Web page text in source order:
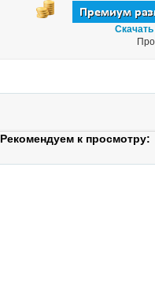
Рекомендуем к просмотру: